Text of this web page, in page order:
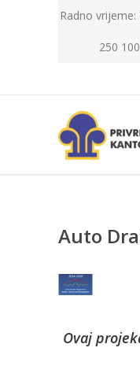
Radno
250
Auto
Ovaj